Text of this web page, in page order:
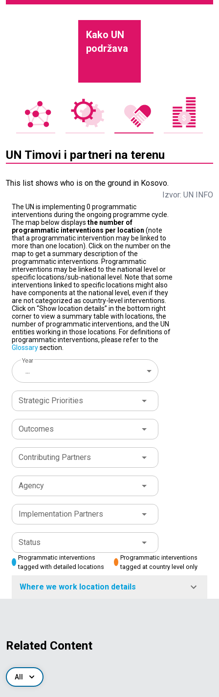
Kako UN
podržava
UN Timovi i partneri na terenu
This list shows who is on the ground in Kosovo.
Izvor: UN INFO
The UN is implementing 0 programmatic
interventions during the ongoing programme cycle.
The map below displays the number of
programmatic interventions per location (note
that a programmatic intervention may be linked to
more than one location). Click on the number on the
map to get a summary description of the
programmatic interventions. Programmatic
interventions may be linked to the national level or
specific locations/sub-national level. Note that some
interventions linked to specific locations might also
have components at the national level, even if they
are not categorized as country-level interventions.
Click on “Show location details” in the bottom right
corner to view a summary table with locations, the
number of programmatic interventions, and the UN
entities working in those locations. For definitions of
programmatic interventions, please refer to the
Glossarysection.
Year
...
Strategic Priorities
Outcomes
Contributing Partners
Agency
Implementation Partners
Status
Programmatic interventions
tagged with detailed locations
Programmatic interventions
tagged at country level only
Where we work location details
Related Content
All